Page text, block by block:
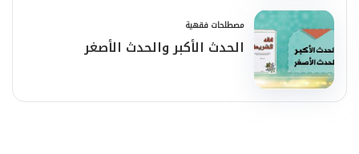
مصطلحات فقهية
الحدث الأكبر والحدث الأصغر